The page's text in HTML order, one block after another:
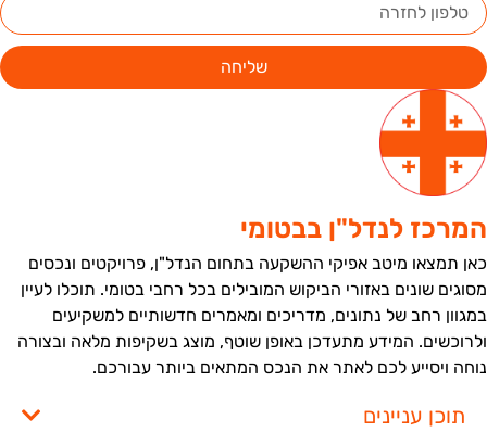
שליחה
לנדל"ן בבטומי
תמצאו מיטב אפיקי ההשקעה בתחום הנדל"ן, פרויקטים ונכסים
שונים באזורי הביקוש המובילים בכל רחבי בטומי. תוכלו לעיין
רחב של נתונים, מדריכים ומאמרים חדשותיים למשקיעים
המידע מתעדכן באופן שוטף, מוצג בשקיפות מלאה ובצורה
ויסייע לכם לאתר את הנכס המתאים ביותר עבורכם.
תוכן עניינים